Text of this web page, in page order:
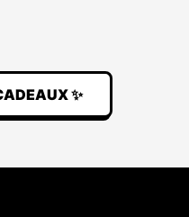
✨